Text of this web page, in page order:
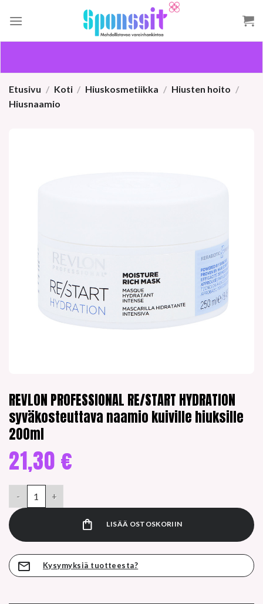
Etusivu / Koti / Hiuskosmetiikka / Hiusten hoito /
Hiusnaamio
REVLON PROFESSIONAL RE/START HYDRATION
syväkosteuttava naamio kuiville hiuksille
200ml
21,30 €
LISÄÄ OSTOSKORIIN
Kysymyksiä tuotteesta?